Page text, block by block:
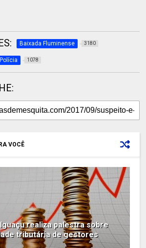
Baixada Fluminense 3180
Polícia 1078
VOCÊ
Iguaçu realiza palestra sobre
tributária de gestores